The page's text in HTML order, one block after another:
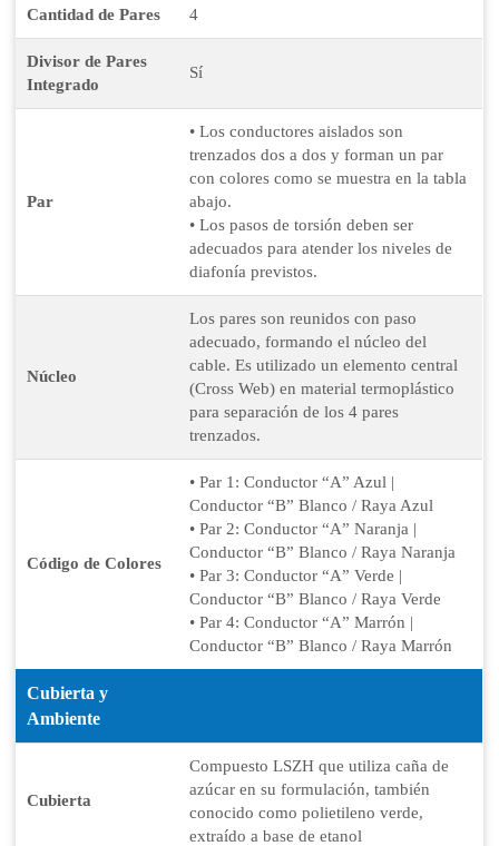
Cantidad de Pares 4
Divisor de Pares
Integrado
Sí
Par
• Los conductores aislados son
trenzados dos a dos y forman un par
con colores como se muestra en la tabla
abajo.
• Los pasos de torsión deben ser
adecuados para atender los niveles de
diafonía previstos.
Núcleo
Los pares son reunidos con paso
adecuado, formando el núcleo del
cable. Es utilizado un elemento central
(Cross Web) en material termoplástico
para separación de los 4 pares
trenzados.
Código de Colores
• Par 1: Conductor “A” Azul |
Conductor “B” Blanco / Raya Azul
• Par 2: Conductor “A” Naranja |
Conductor “B” Blanco / Raya Naranja
• Par 3: Conductor “A” Verde |
Conductor “B” Blanco / Raya Verde
• Par 4: Conductor “A” Marrón |
Conductor “B” Blanco / Raya Marrón
Cubierta y
Ambiente
Cubierta
Compuesto LSZH que utiliza caña de
azúcar en su formulación, también
conocido como polietileno verde,
extraído a base de etanol